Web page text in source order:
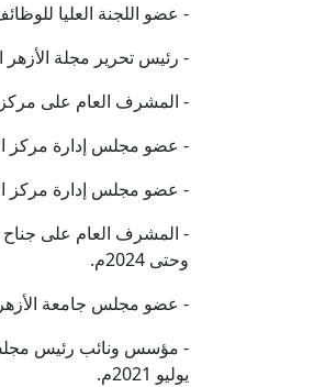
- عضو اللجنة العليا للوظائف
- رئيس تحرير مجلة الأزهر الشهرية
- المشرف العام على مركز
- عضو مجلس إدارة مركز
- عضو مجلس إدارة مركز
وحتى 2024م.
- عضو مجلس جامعة الأزهر منذ 20
- مؤسس ونائب رئيس مجلس
يوليو 2021م.